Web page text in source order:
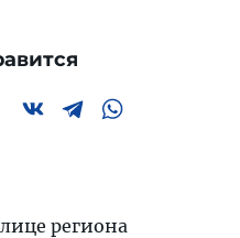
региона